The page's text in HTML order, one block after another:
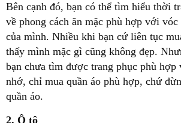
Bên cạnh đó, bạn có thể tìm hiểu thời
về phong cách ăn mặc phù hợp với
của mình. Nhiều khi bạn cứ liên tục
thấy mình mặc gì cũng không đẹp.
bạn chưa tìm được trang phục phù hợp
nhớ, chỉ mua quần áo phù hợp, chứ
quần áo.
2. Ô tô